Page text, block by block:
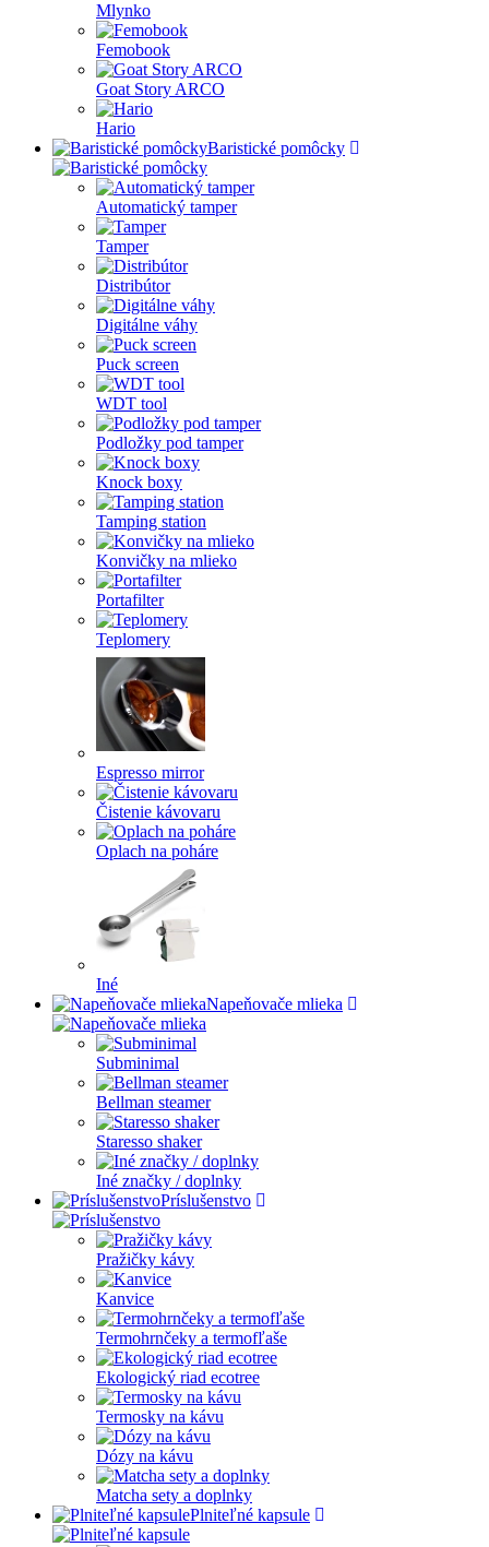
Mlynko
Femobook
Goat Story ARCO
Hario
Baristické pomôcky
Automatický tamper
Tamper
Distribútor
Digitálne váhy
Puck screen
WDT tool
Podložky pod tamper
Knock boxy
Tamping station
Konvičky na mlieko
Portafilter
Teplomery
Espresso mirror
Čistenie kávovaru
Oplach na poháre
Iné
Napeňovače mlieka
Subminimal
Bellman steamer
Staresso shaker
Iné značky / doplnky
Príslušenstvo
Pražičky kávy
Kanvice
Termohrnčeky a termofľaše
Ekologický riad ecotree
Termosky na kávu
Dózy na kávu
Matcha sety a doplnky
Plniteľné kapsule